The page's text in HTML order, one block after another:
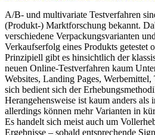
A/B- und multivariate Testverfahren
(Produkt-) Marktforschung bekannt.
verschiedene Verpackungsvarianten
Verkaufserfolg eines Produkts getestet
Prinzipiell gibt es hinsichtlich der
neuen Online-Testverfahren kaum
Websites, Landing Pages, Werbemittel,
sich bedient sich der
Herangehensweise ist kaum anders als
allerdings können mehr Varianten in
Es handelt sich meist auch um
Ergebnisse – sobald entsprechende